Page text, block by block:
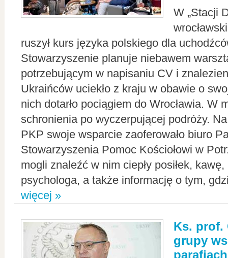
W „Stacji
ruszył kurs języka polskiego dla
Stowarzyszenie planuje niebawem
potrzebującym w napisaniu CV i
Ukraińców uciekło z kraju w obawie o
nich dotarło pociągiem do Wrocławia. W
schronienia po wyczerpującej podróży.
PKP swoje wsparcie zaoferowało biuro
Stowarzyszenia Pomoc Kościołowi w
mogli znaleźć w nim ciepły posiłek,
psychologa, a także informację o tym,
więcej »
Ks. prof.
grupy
parafiach